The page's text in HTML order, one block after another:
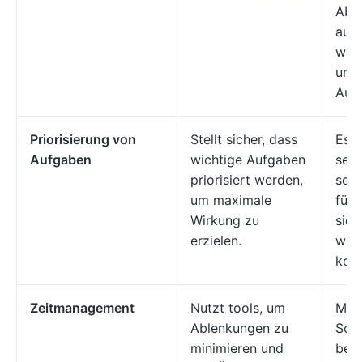
was
Priorisierung von
Aufgaben
Stellt sicher, dass
wichtige Aufgaben
priorisiert werden,
um maximale
Wirkung zu
erzielen.
Es
Zeitmanagement
Nutzt tools, um
Ablenkungen zu
minimieren und
bei